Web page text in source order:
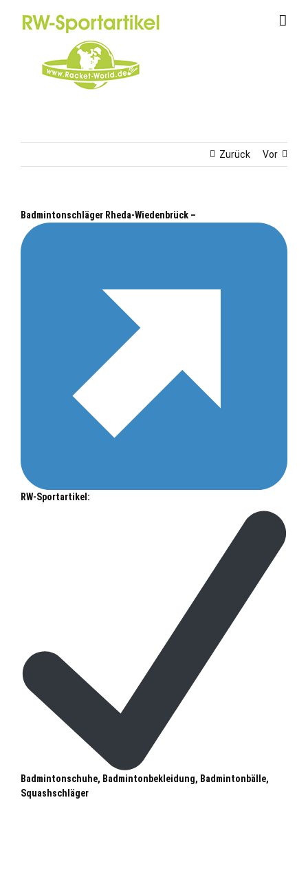
Zurück Vor
Badmintonschläger Rheda-Wiedenbrück –
RW-Sportartikel:
Badmintonschuhe, Badmintonbekleidung, Badmintonbälle,
Squashschläger